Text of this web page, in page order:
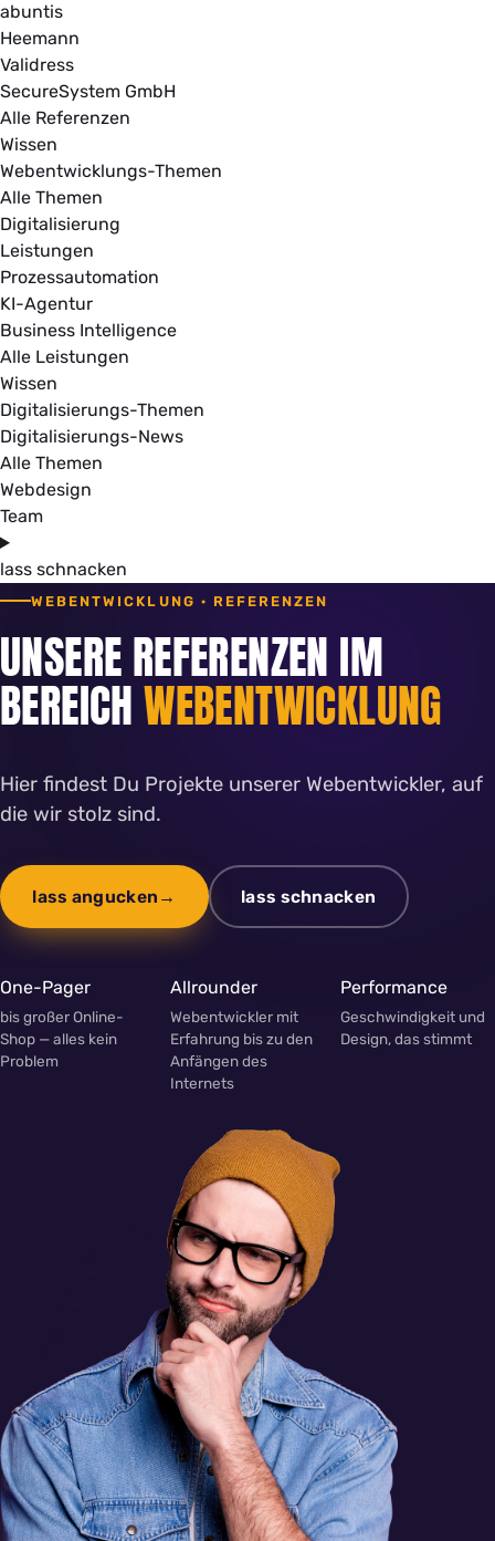
abuntis
Heemann
Validress
SecureSystem GmbH
Alle Referenzen
Wissen
Webentwicklungs-Themen
Alle Themen
Digitalisierung
Leistungen
Prozessautomation
KI-Agentur
Business Intelligence
Alle Leistungen
Wissen
Digitalisierungs-Themen
Digitalisierungs-News
Alle Themen
Webdesign
Team
lass schnacken
WEBENTWICKLUNG · REFERENZEN
UNSERE REFERENZEN IM
BEREICHWEBENTWICKLUNG
Hier findest Du Projekte unserer Webentwickler, auf
die wir stolz sind.
lass angucken lass schnacken
One-Pager
bis großer Online-
Shop — alles kein
Problem
Allrounder
Webentwickler mit
Erfahrung bis zu den
Anfängen des
Internets
Performance
Geschwindigkeit und
Design, das stimmt